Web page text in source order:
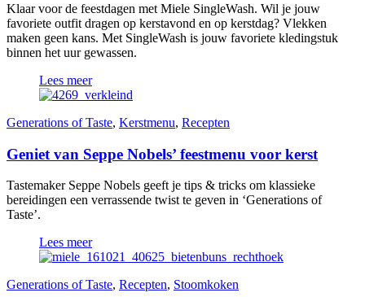
Klaar voor de feestdagen met Miele SingleWash. Wil je jouw
favoriete outfit dragen op kerstavond en op kerstdag? Vlekken
maken geen kans. Met SingleWash is jouw favoriete kledingstuk
binnen het uur gewassen.
Lees meer
Generations of Taste, Kerstmenu, Recepten
Geniet van Seppe Nobels’ feestmenu voor kerst
Tastemaker Seppe Nobels geeft je tips & tricks om klassieke
bereidingen een verrassende twist te geven in ‘Generations of
Taste’.
Lees meer
Generations of Taste, Recepten, Stoomkoken